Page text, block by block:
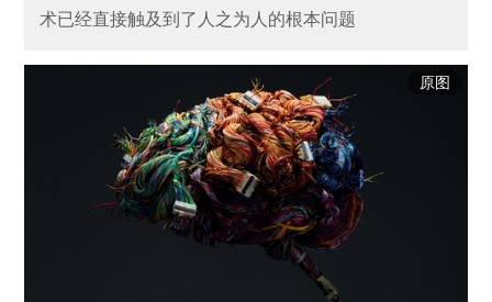
术已经直接触及到了人之为人的根本问题
原图